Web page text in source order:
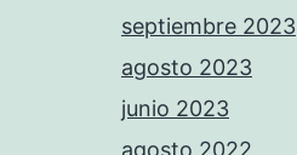
septiembre 2023
agosto 2023
junio 2023
agosto 2022